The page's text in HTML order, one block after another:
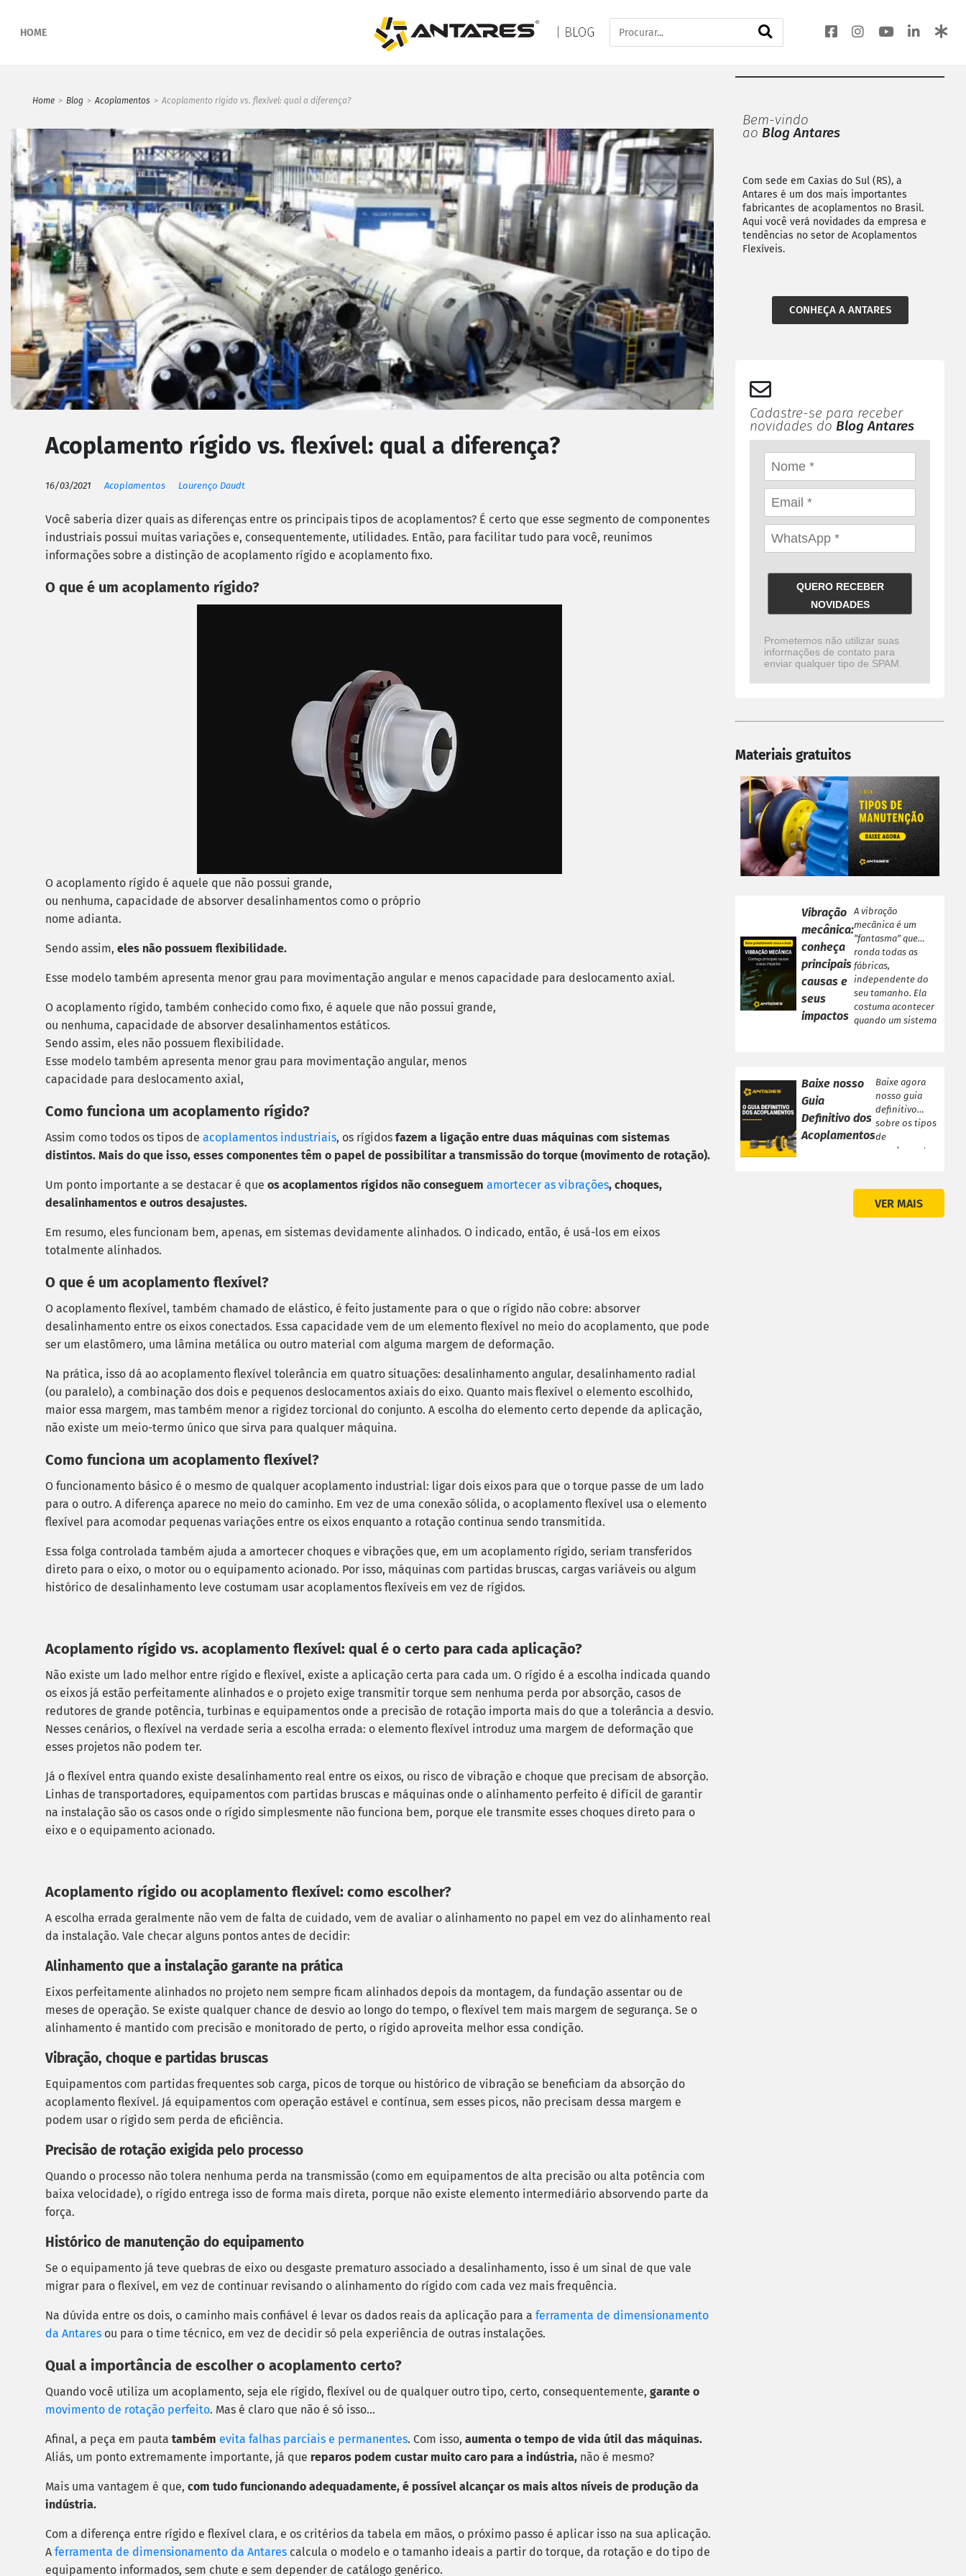
HOME
Home > Blog > Acoplamentos > Acoplamento rígido vs. flexível: qual a diferença?
Acoplamento rígido vs. flexível: qual a diferença?
16/03/2021 Acoplamentos Lourenço Daudt
Você saberia dizer quais as diferenças entre os principais tipos de acoplamentos? É certo que esse segmento de componentes
industriais possui muitas variações e, consequentemente, utilidades. Então, para facilitar tudo para você, reunimos
informações sobre a distinção de acoplamento rígido e acoplamento fixo.
O que é um acoplamento rígido?
O acoplamento rígido é aquele que não possui grande,
ou nenhuma, capacidade de absorver desalinhamentos como o próprio
nome adianta.
Sendo assim, eles não possuem flexibilidade.
Esse modelo também apresenta menor grau para movimentação angular e menos capacidade para deslocamento axial.
O acoplamento rígido, também conhecido como fixo, é aquele que não possui grande,
ou nenhuma, capacidade de absorver desalinhamentos estáticos.
Sendo assim, eles não possuem flexibilidade.
Esse modelo também apresenta menor grau para movimentação angular, menos
capacidade para deslocamento axial,
Como funciona um acoplamento rígido?
Assim como todos os tipos de acoplamentos industriais, os rígidos fazem a ligação entre duas máquinas com sistemas
distintos. Mais do que isso, esses componentes têm o papel de possibilitar a transmissão do torque (movimento de rotação).
Um ponto importante a se destacar é que os acoplamentos rígidos não conseguem amortecer as vibrações, choques,
desalinhamentos e outros desajustes.
Em resumo, eles funcionam bem, apenas, em sistemas devidamente alinhados. O indicado, então, é usá-los em eixos
totalmente alinhados.
O que é um acoplamento flexível?
O acoplamento flexível, também chamado de elástico, é feito justamente para o que o rígido não cobre: absorver
desalinhamento entre os eixos conectados. Essa capacidade vem de um elemento flexível no meio do acoplamento, que pode
ser um elastômero, uma lâmina metálica ou outro material com alguma margem de deformação.
Na prática, isso dá ao acoplamento flexível tolerância em quatro situações: desalinhamento angular, desalinhamento radial
(ou paralelo), a combinação dos dois e pequenos deslocamentos axiais do eixo. Quanto mais flexível o elemento escolhido,
maior essa margem, mas também menor a rigidez torcional do conjunto. A escolha do elemento certo depende da aplicação,
não existe um meio-termo único que sirva para qualquer máquina.
Como funciona um acoplamento flexível?
O funcionamento básico é o mesmo de qualquer acoplamento industrial: ligar dois eixos para que o torque passe de um lado
para o outro. A diferença aparece no meio do caminho. Em vez de uma conexão sólida, o acoplamento flexível usa o elemento
flexível para acomodar pequenas variações entre os eixos enquanto a rotação continua sendo transmitida.
Essa folga controlada também ajuda a amortecer choques e vibrações que, em um acoplamento rígido, seriam transferidos
direto para o eixo, o motor ou o equipamento acionado. Por isso, máquinas com partidas bruscas, cargas variáveis ou algum
histórico de desalinhamento leve costumam usar acoplamentos flexíveis em vez de rígidos.
Acoplamento rígido vs. acoplamento flexível: qual é o certo para cada aplicação?
Não existe um lado melhor entre rígido e flexível, existe a aplicação certa para cada um. O rígido é a escolha indicada quando
os eixos já estão perfeitamente alinhados e o projeto exige transmitir torque sem nenhuma perda por absorção, casos de
redutores de grande potência, turbinas e equipamentos onde a precisão de rotação importa mais do que a tolerância a desvio.
Nesses cenários, o flexível na verdade seria a escolha errada: o elemento flexível introduz uma margem de deformação que
esses projetos não podem ter.
Já o flexível entra quando existe desalinhamento real entre os eixos, ou risco de vibração e choque que precisam de absorção.
Linhas de transportadores, equipamentos com partidas bruscas e máquinas onde o alinhamento perfeito é difícil de garantir
na instalação são os casos onde o rígido simplesmente não funciona bem, porque ele transmite esses choques direto para o
eixo e o equipamento acionado.
Acoplamento rígido ou acoplamento flexível: como escolher?
A escolha errada geralmente não vem de falta de cuidado, vem de avaliar o alinhamento no papel em vez do alinhamento real
da instalação. Vale checar alguns pontos antes de decidir:
Alinhamento que a instalação garante na prática
Eixos perfeitamente alinhados no projeto nem sempre ficam alinhados depois da montagem, da fundação assentar ou de
meses de operação. Se existe qualquer chance de desvio ao longo do tempo, o flexível tem mais margem de segurança. Se o
alinhamento é mantido com precisão e monitorado de perto, o rígido aproveita melhor essa condição.
Vibração, choque e partidas bruscas
Equipamentos com partidas frequentes sob carga, picos de torque ou histórico de vibração se beneficiam da absorção do
acoplamento flexível. Já equipamentos com operação estável e contínua, sem esses picos, não precisam dessa margem e
podem usar o rígido sem perda de eficiência.
Precisão de rotação exigida pelo processo
Quando o processo não tolera nenhuma perda na transmissão (como em equipamentos de alta precisão ou alta potência com
baixa velocidade), o rígido entrega isso de forma mais direta, porque não existe elemento intermediário absorvendo parte da
força.
Histórico de manutenção do equipamento
Se o equipamento já teve quebras de eixo ou desgaste prematuro associado a desalinhamento, isso é um sinal de que vale
migrar para o flexível, em vez de continuar revisando o alinhamento do rígido com cada vez mais frequência.
Na dúvida entre os dois, o caminho mais confiável é levar os dados reais da aplicação para a ferramenta de dimensionamento
da Antares ou para o time técnico, em vez de decidir só pela experiência de outras instalações.
Qual a importância de escolher o acoplamento certo?
Quando você utiliza um acoplamento, seja ele rígido, flexível ou de qualquer outro tipo, certo, consequentemente, garante o
movimento de rotação perfeito. Mas é claro que não é só isso…
Afinal, a peça em pauta também evita falhas parciais e permanentes. Com isso, aumenta o tempo de vida útil das máquinas.
Aliás, um ponto extremamente importante, já que reparos podem custar muito caro para a indústria, não é mesmo?
Mais uma vantagem é que, com tudo funcionando adequadamente, é possível alcançar os mais altos níveis de produção da
indústria.
Com a diferença entre rígido e flexível clara, e os critérios da tabela em mãos, o próximo passo é aplicar isso na sua aplicação.
A ferramenta de dimensionamento da Antares calcula o modelo e o tamanho ideais a partir do torque, da rotação e do tipo de
equipamento informados, sem chute e sem depender de catálogo genérico.
Bem-vindo
ao Blog Antares
Com sede em Caxias do Sul (RS), a
Antares é um dos mais importantes
fabricantes de acoplamentos no Brasil.
Aqui você verá novidades da empresa e
tendências no setor de Acoplamentos
Flexíveis.
CONHEÇA A ANTARES
Cadastre-se para receber
novidades do Blog Antares
QUERO RECEBER
NOVIDADES
Prometemos não utilizar suas
informações de contato para
enviar qualquer tipo de SPAM.
Materiais gratuitos
Vibração
mecânica:
conheça
principais
causas e
seus
impactos
A vibração
mecânica é um
“fantasma” que
ronda todas as
fábricas,
independente do
seu tamanho. Ela
costuma acontecer
quando um sistema
Baixe nosso
Guia
Definitivo dos
Acoplamentos
Baixe agora
nosso guia
definitivo
sobre os tipos
de
acoplamentos
sobre os tipos
de
Acoplamentos!
VER MAIS